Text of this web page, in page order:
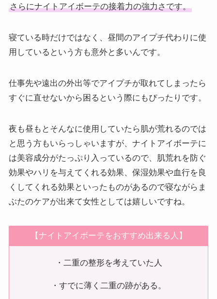
さらにナイトアイボーテの接着力の強力さです。
寝ている時だけではなく、昼間のアイプチ代わりに使
用しているという方も意外と多いんです。
仕事先や遠出の外出等でアイプチが取れてしまったら
すぐに直せないから困るという際にもぴったりです。
夜も昼もとそんなに使用していたら肌が荒れるのでは
と思う方もいらっしゃいますが、ナイトアイボーテに
は美容成分がたっぷり入っているので、肌荒れを防ぐ
効果やハリを与えてくれる効果、保湿効果や血行を良
くしてくれる効果といったものがあるので寝ながらま
ぶたのケアが出来て女性としては嬉しいですね。
【ナイトアイボーテをおすすめ出来る人】
・二重の整形を考えていた人
・すでに薄く二重の跡がある。